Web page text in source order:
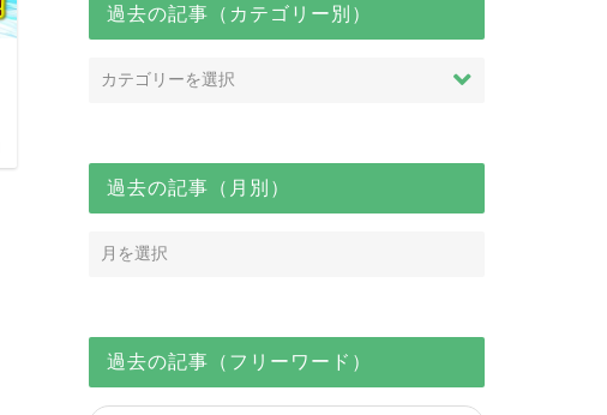
税務相談Q＆A【＃９９】
営のマーケティングは思った以
過去の記事（カテゴリー別）
過去の記事（月別）
過去の記事（フリーワード）